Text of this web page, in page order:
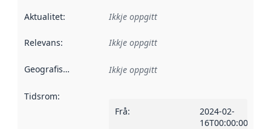
Aktualitet: Ikkje oppgitt
Relevans: Ikkje oppgitt
Geografisk område Ikkje oppgitt
Tidsrom:
Frå:
2024-02-
16T00:00:00Z